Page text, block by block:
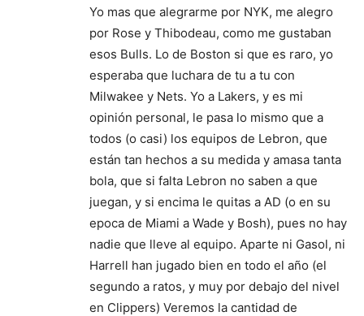
Yo mas que alegrarme por NYK, me alegro
por Rose y Thibodeau, como me gustaban
esos Bulls. Lo de Boston si que es raro, yo
esperaba que luchara de tu a tu con
Milwakee y Nets. Yo a Lakers, y es mi
opinión personal, le pasa lo mismo que a
todos (o casi) los equipos de Lebron, que
están tan hechos a su medida y amasa tanta
bola, que si falta Lebron no saben a que
juegan, y si encima le quitas a AD (o en su
epoca de Miami a Wade y Bosh), pues no hay
nadie que lleve al equipo. Aparte ni Gasol, ni
Harrell han jugado bien en todo el año (el
segundo a ratos, y muy por debajo del nivel
en Clippers) Veremos la cantidad de